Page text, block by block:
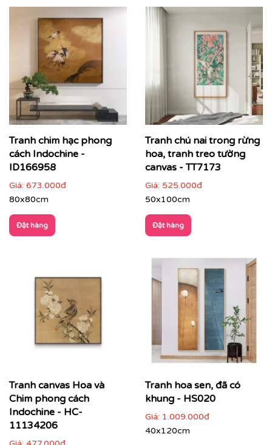
✔Phòng thiền, phòng trà, phòng Yoga: tăng sự tập
trung, cân bằng cảm xúc.
Tranh chim hạc phong
cách Indochine -
ID166958
Giá: 673.000đ
80x80cm
Đặt hàng
Tranh chú nai trong rừng
hoa, tranh treo tường
canvas - TT7173
Giá: 525.000đ
50x100cm
Đặt hàng
Tranh canvas Hoa và
Chim phong cách
Indochine - HC-
11134206
Tranh hoa sen, đã có
khung - HS020
Giá: 1.009.000đ
40x120cm